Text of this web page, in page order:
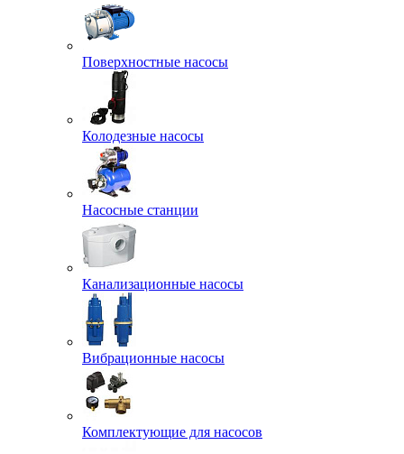
Поверхностные насосы
Колодезные насосы
Насосные станции
Канализационные насосы
Вибрационные насосы
Комплектующие для насосов